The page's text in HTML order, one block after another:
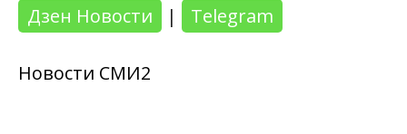
Дзен Новости
| Telegram
Новости СМИ2